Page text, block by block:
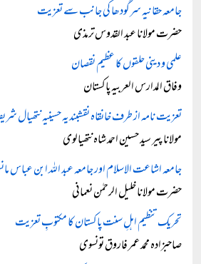
جامعہ حقانیہ سرگودھا کی جانب سے تعزیت
حضرت مولانا عبد القدوس ترمذی
علمی و دینی حلقوں کا عظیم نقصان
وفاق المدارس العربیہ پاکستان
تعزیت نامہ از طرف خانقاہ نقشبندیہ حسینیہ نتھیال
مولانا پیر سید حسین احمد شاہ نتھیالوی
جامعہ اشاعت الاسلام اور جامعہ عبد اللہ ابن
حضرت مولانا خلیل الرحمٰن نعمانی
تحریک تنظیم اہلِ سنت پاکستان کا مکتوبِ تعزیت
صاحبزادہ محمد عمر فاروق تونسوی